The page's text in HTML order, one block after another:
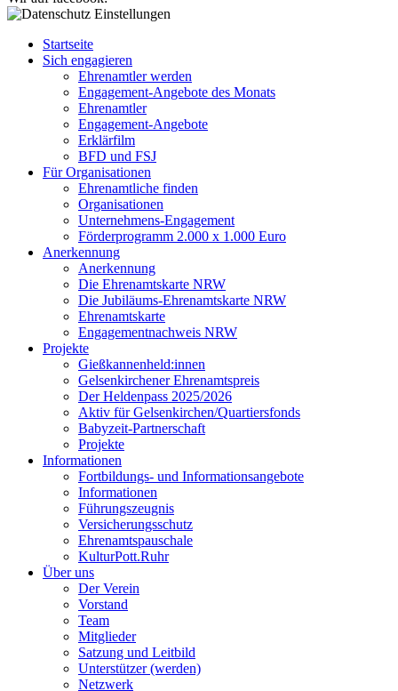
Startseite
Sich engagieren
Ehrenamtler werden
Engagement-Angebote des Monats
Ehrenamtler
Engagement-Angebote
Erklärfilm
BFD und FSJ
Für Organisationen
Ehrenamtliche finden
Organisationen
Unternehmens-Engagement
Förderprogramm 2.000 x 1.000 Euro
Anerkennung
Anerkennung
Die Ehrenamtskarte NRW
Die Jubiläums-Ehrenamtskarte NRW
Ehrenamtskarte
Engagementnachweis NRW
Projekte
Gießkannenheld:innen
Gelsenkirchener Ehrenamtspreis
Der Heldenpass 2025/2026
Aktiv für Gelsenkirchen/Quartiersfonds
Babyzeit-Partnerschaft
Projekte
Informationen
Fortbildungs- und Informationsangebote
Informationen
Führungszeugnis
Versicherungsschutz
Ehrenamtspauschale
KulturPott.Ruhr
Über uns
Der Verein
Vorstand
Team
Mitglieder
Satzung und Leitbild
Unterstützer (werden)
Netzwerk